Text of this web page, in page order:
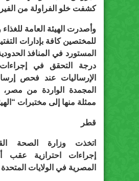
كشفت خلو الفراولة من
وأصدرت الهيئة العامة للغذاء
للمختصين كافة بإدارات
المستورد في المنافذ
درجة التحقق في
الإرساليات عند فحص
المجمدة الواردة من مصر،
ممثلة منها إلى مختبرات
قطر
اتخذت وزارة الصحة
إجراءات احترازية عقب
المصرية في الولايات المتحدة